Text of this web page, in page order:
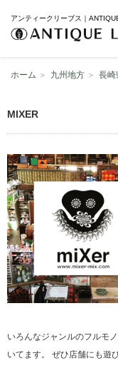
アンティークリーブス｜
ホーム ＞ 九州地方 ＞ 長崎
MIXER
いろんなジャンルのフルモ
いてます。 ぜひ店舗にも遊